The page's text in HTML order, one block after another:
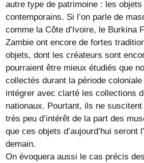
autre type de patrimoine : les objets
contemporains. Si l’on parle de
comme la Côte d’Ivoire, le Burkina
Zambie ont encore de fortes
objets, dont les créateurs sont
pourraient être mieux étudiés que
collectés durant la période
intégrer avec clarté les collections
nationaux. Pourtant, ils ne
très peu d’intérêt de la part des
que ces objets d’aujourd’hui seront
demain.
On évoquera aussi le cas précis